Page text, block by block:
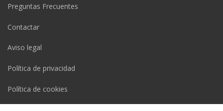
Preguntas Frecuentes
Contactar
Aviso legal
Política de privacidad
Política de cookies